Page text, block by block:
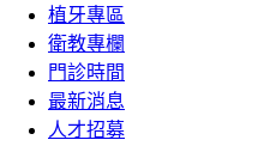
植牙專區
衛教專欄
門診時間
最新消息
人才招募